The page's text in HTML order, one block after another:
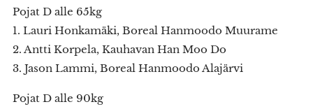
Pojat D alle 65kg
1. Lauri Honkamäki, Boreal Hanmoodo Muurame
2. Antti Korpela, Kauhavan Han Moo Do
3. Jason Lammi, Boreal Hanmoodo Alajärvi
Pojat D alle 90kg